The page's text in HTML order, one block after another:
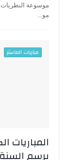
موسوعة النظريات
مو…
مباريات الماستر
المباريات